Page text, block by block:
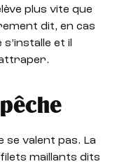
plus vite que
dit, en cas
et il
se valent pas. La
maillants dits